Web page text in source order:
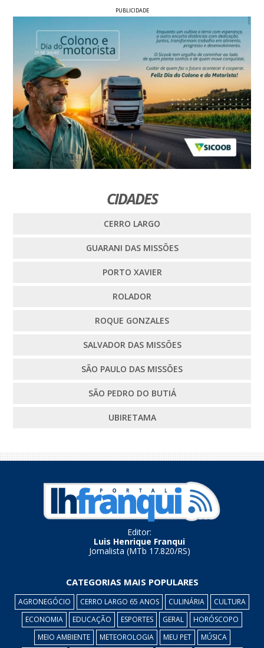
PUBLICIDADE
CIDADES
CERRO LARGO
GUARANI DAS MISSÕES
PORTO XAVIER
ROLADOR
ROQUE GONZALES
SALVADOR DAS MISSÕES
SÃO PAULO DAS MISSÕES
SÃO PEDRO DO BUTIÁ
UBIRETAMA
Editor:
Luis Henrique Franqui
Jornalista (MTb 17.820/RS)
CATEGORIAS MAIS POPULARES
AGRONEGÓCIO CERRO LARGO 65 ANOS CULINÁRIA
CULTURA
ECONOMIA
EDUCAÇÃO ESPORTES GERAL
HORÓSCOPO
MEIO AMBIENTE
METEOROLOGIA MEU PET MÚSICA